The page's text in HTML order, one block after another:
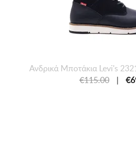
Ανδρικά Μποτάκια Levi's
€115.00
|